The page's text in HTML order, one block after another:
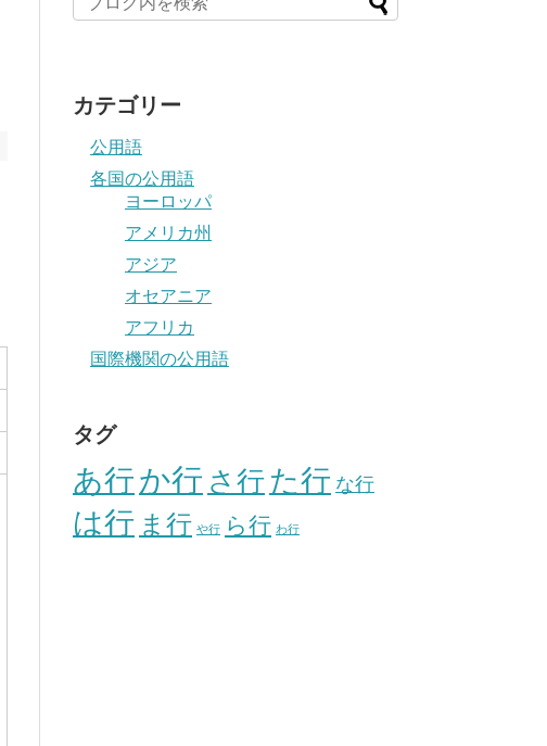
カテゴリー
公用語
各国の公用語
ヨーロッパ
アメリカ州
アジア
オセアニア
アフリカ
国際機関の公用語
タグ
あ行か行 さ行た行 な行
は行 ま行 や行 ら行 わ行